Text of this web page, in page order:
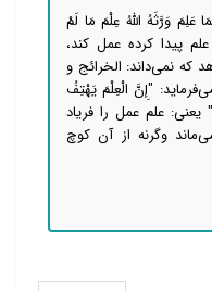
عَلِمَ وَرَّثَهُ اللَّهُ عِلْمَ مَا لَمْ
پیدا کرده عمل کند،
که نمی‌داند: الخرائج و
1058. ؛ و نیزمی‌فرماید: "إِنَّ الْعِلْمَ يَهْتِفُ
یعنی: علم عمل را فریاد
وگرنه از آن کوچ